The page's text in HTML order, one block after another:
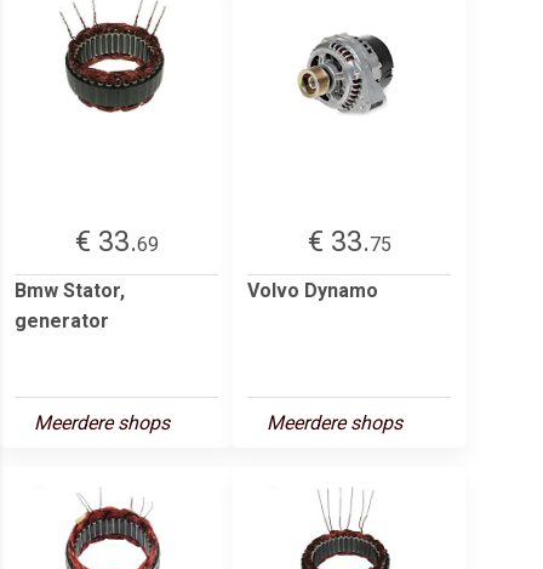
€ 33.69
Bmw Stator,
generator
Meerdere shops
€ 33.75
Volvo Dynamo
Meerdere shops